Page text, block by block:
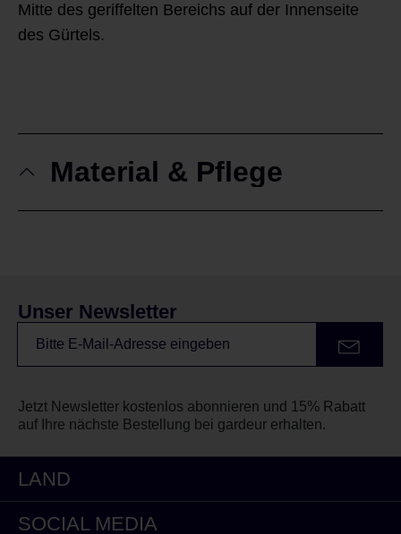
Mitte des geriffelten Bereichs auf der Innenseite
des Gürtels.
Material & Pflege
Unser Newsletter
Jetzt Newsletter kostenlos abonnieren und 15% Rabatt
auf Ihre nächste Bestellung bei gardeur erhalten.
LAND
SOCIAL MEDIA